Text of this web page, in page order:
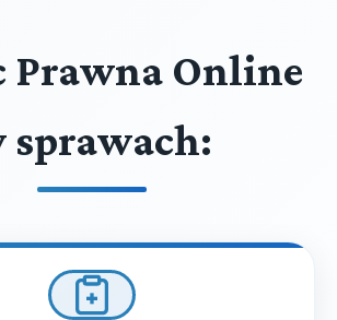
Prawna Online
sprawach: